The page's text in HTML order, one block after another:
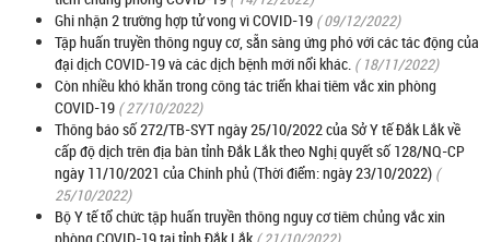
Ghi nhận 2 trường hợp tử vong vì COVID-19 ( 09/12/2022)
Tập huấn truyền thông nguy cơ, sẵn sàng ứng phó với các tác động của
đại dịch COVID-19 và các dịch bệnh mới nổi khác. ( 18/11/2022)
Còn nhiều khó khăn trong công tác triển khai tiêm vắc xin phòng
COVID-19 ( 27/10/2022)
Thông báo số 272/TB-SYT ngày 25/10/2022 của Sở Y tế Đắk Lắk về
cấp độ dịch trên địa bàn tỉnh Đắk Lắk theo Nghị quyết số 128/NQ-CP
ngày 11/10/2021 của Chính phủ (Thời điểm: ngày 23/10/2022) (
25/10/2022)
Bộ Y tế tổ chức tập huấn truyền thông nguy cơ tiêm chủng vắc xin
phòng COVID-19 tại tỉnh Đắk Lắk